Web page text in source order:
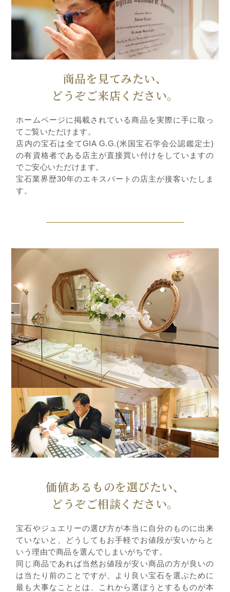
商品を見てみたい、
どうぞご来店ください。
ホームページに掲載されている商品を実際に手に取っ
てご覧いただけます。
店内の宝石は全てGIA G.G.(米国宝石学会公認鑑定士)
の有資格者である店主が直接買い付けをしていますの
でご安心いただけます。
宝石業界歴30年のエキスパートの店主が接客いたしま
す。
価値あるものを選びたい、
どうぞご相談ください。
宝石やジュエリーの選び方が本当に自分のものに出来
ていないと、どうしてもお手軽でお値段が安いからと
いう理由で商品を選んでしまいがちです。
同じ商品であれば当然お値段が安い商品の方が良いの
は当たり前のことですが、より良い宝石を選ぶために
最も大事なこととは、これから選ぼうとするものが本